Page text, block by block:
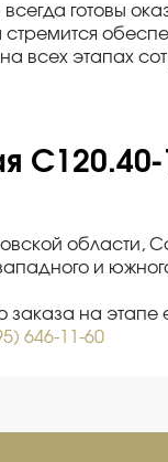
готовы
всех этапах
С120.40-
области,
и
на этапе
646-11-60